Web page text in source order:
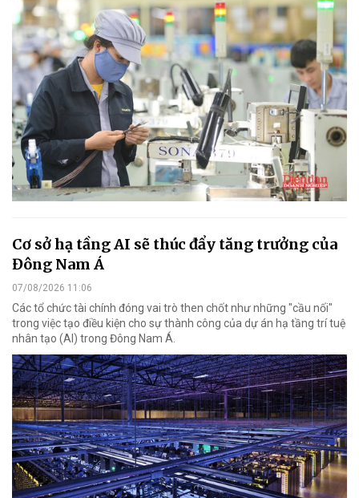
Cơ sở hạ tầng AI sẽ thúc đẩy tăng trưởng của
Đông Nam Á
07/08/2026 11:06
Các tổ chức tài chính đóng vai trò then chốt như những "cầu nối"
trong việc tạo điều kiện cho sự thành công của dự án hạ tầng trí tuệ
nhân tạo (AI) trong Đông Nam Á.